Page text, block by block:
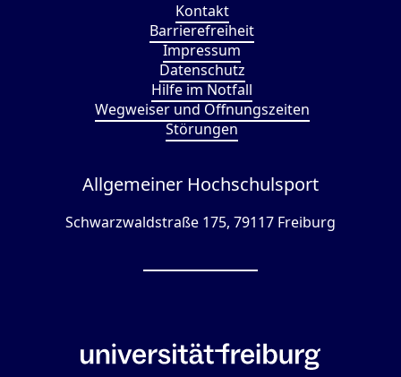
Kontakt
Barrierefreiheit
Impressum
Datenschutz
Hilfe im Notfall
Wegweiser und Öffnungszeiten
Störungen
Allgemeiner Hochschulsport
Schwarzwaldstraße 175, 79117 Freiburg